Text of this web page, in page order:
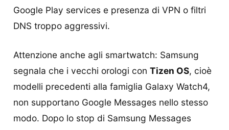
Google Play services e presenza di VPN o filtri
DNS troppo aggressivi.
Attenzione anche agli smartwatch: Samsung
segnala che i vecchi orologi con Tizen OS, cioè
modelli precedenti alla famiglia Galaxy Watch4,
non supportano Google Messages nello stesso
modo. Dopo lo stop di Samsung Messages